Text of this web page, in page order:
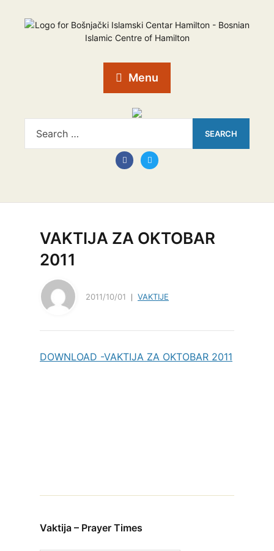
Menu
VAKTIJA ZA OKTOBAR
2011
2011/10/01 VAKTIJE
DOWNLOAD -VAKTIJA ZA OKTOBAR 2011
Vaktija – Prayer Times